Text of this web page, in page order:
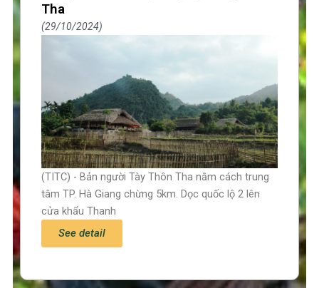
Tha
29/10/2024
(TITC) - Bản người Tày Thôn Tha nằm cách trung
tâm TP. Hà Giang chừng 5km. Dọc quốc lộ 2 lên
cửa khẩu Thanh
See detail